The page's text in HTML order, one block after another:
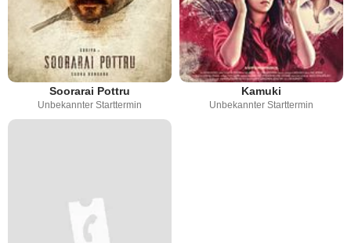
Soorarai Pottru
Unbekannter Starttermin
Kamuki
Unbekannter Starttermin